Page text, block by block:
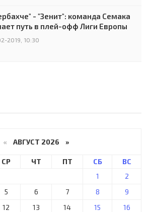
- "Зенит": команда Семака
путь в плей-офф Лиги Европы
2019, 10:30
« АВГУСТ 2026 »
СР ЧТ ПТ СБ
ВС
1
2
5 6 7 8
9
12 13 14 15
16